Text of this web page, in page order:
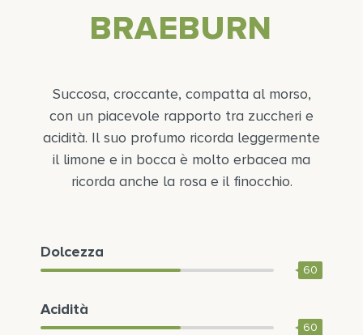
BRAEBURN
Succosa, croccante, compatta al morso,
con un piacevole rapporto tra zuccheri e
acidità. Il suo profumo ricorda leggermente
il limone e in bocca è molto erbacea ma
ricorda anche la rosa e il finocchio.
Dolcezza
60
Acidità
60